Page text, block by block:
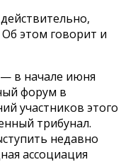
этом говорит и
в начале июня
форум в
участников этого
трибунал.
недавно
ассоциация